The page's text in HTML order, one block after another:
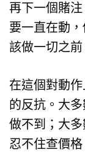
再下一個賭
要一直在動
該做一切之前
在這個對動
的反抗。大
做不到；大
忍不住查價